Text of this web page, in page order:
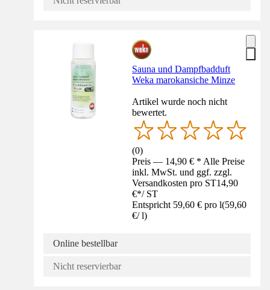
Sauna und Dampfbadduft
Weka marokansiche Minze
Artikel wurde noch nicht
bewertet.
(0)
Preis — 14,90 € * Alle Preise
inkl. MwSt. und ggf. zzgl.
Versandkosten pro ST14,90
€*/ ST
Entspricht 59,60 € pro l(59,60
€/ l)
Online bestellbar
Nicht reservierbar